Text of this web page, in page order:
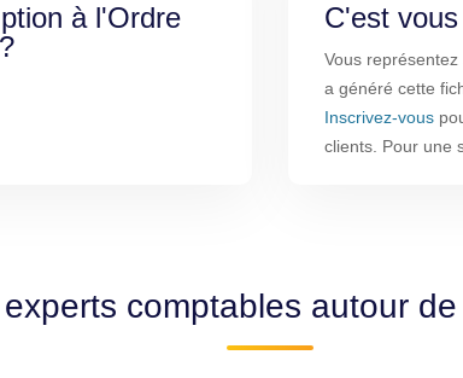
à l'Ordre
C'est
Vous
a généré cette
Inscrivez-vous
clients. Pour une
comptables autour